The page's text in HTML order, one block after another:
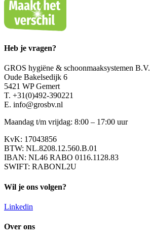
Heb je vragen?
GROS hygiëne & schoonmaaksystemen B.V.
Oude Bakelsedijk 6
5421 WP Gemert
T. +31(0)492-390221
E. info@grosbv.nl
Maandag t/m vrijdag: 8:00 – 17:00 uur
KvK: 17043856
BTW: NL.8208.12.560.B.01
IBAN: NL46 RABO 0116.1128.83
SWIFT: RABONL2U
Wil je ons volgen?
Linkedin
Over ons